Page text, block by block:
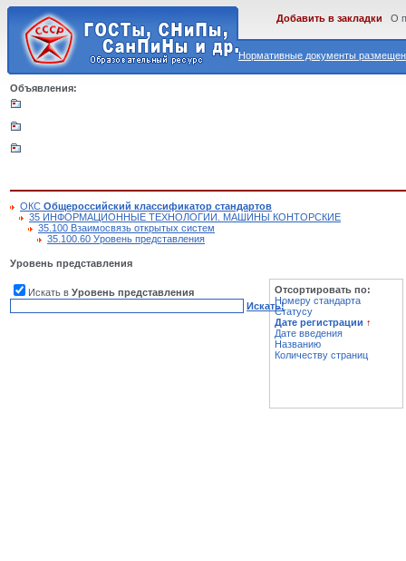
Нормативные документы
Добавить в закладки О
Объявления:
ОКС Общероссийский классификатор стандартов
35 ИНФОРМАЦИОННЫЕ ТЕХНОЛОГИИ. МАШИНЫ КОНТОРСКИЕ
35.100 Взаимосвязь открытых систем
35.100.60 Уровень представления
Уровень представления
Искать в Уровень представления
Искать!
Отсортировать по:
Номеру стандарта
Статусу
Дате регистрации ↑
Дате введения
Названию
Количеству страниц